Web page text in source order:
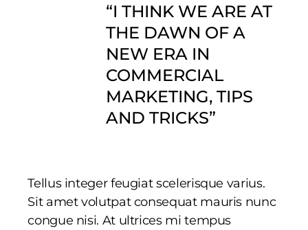
“I THINK WE ARE AT
THE DAWN OF A
NEW ERA IN
COMMERCIAL
MARKETING, TIPS
AND TRICKS”
Tellus integer feugiat scelerisque varius.
Sit amet volutpat consequat mauris nunc
congue nisi. At ultrices mi tempus